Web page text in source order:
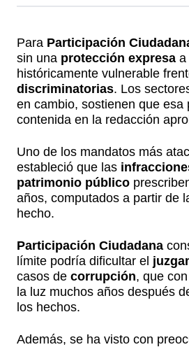
Para Participación
sin una protección expresa a
históricamente vulnerable
discriminatorias. Los
en cambio, sostienen que esa
contenida en la redacción
Uno de los mandatos más
estableció que las
patrimonio público
años, computados a partir de
hecho.
Participación Ciudadana
límite podría dificultar el
casos de corrupción, que
la luz muchos años después
los hechos.
Además, se ha visto con